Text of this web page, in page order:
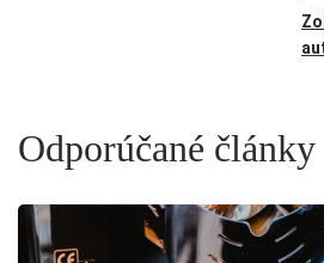
Odporúčané články